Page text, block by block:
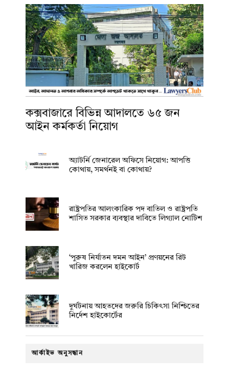
কক্সবাজারে বিভিন্ন আদালতে ৬৫ জন
আইন কর্মকর্তা নিয়োগ
অ্যাটর্নি জেনারেল অফিসে নিয়োগ: আপত্তি
কোথায়, সমর্থনই বা কোথায়?
রাষ্ট্রপতির আলংকারিক পদ বাতিল ও রাষ্ট্রপতি
শাসিত সরকার ব্যবস্থার দাবিতে লিগ্যাল নোটিশ
‘পুরুষ নির্যাতন দমন আইন’ প্রণয়নের রিট
খারিজ করলেন হাইকোর্ট
দুর্ঘটনায় আহতদের জরুরি চিকিৎসা নিশ্চিতের
নির্দেশ হাইকোর্টের
আর্কাইভ অনুসন্ধান